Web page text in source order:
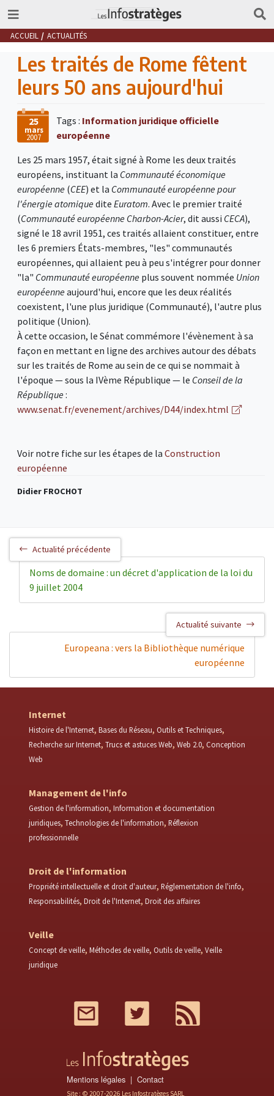
ACCUEIL ACTUALITÉS
Les traités de Rome fêtent
leurs 50 ans aujourd'hui
25
mars
2007
Tags : Information juridique officielle
européenne
Les 25 mars 1957, était signé à Rome les deux traités
européens, instituant la Communauté économique
européenne(CEE) et la Communauté européenne pour
l'énergie atomiquedite Euratom. Avec le premier traité
(Communauté européenne Charbon-Acier, dit aussi CECA),
signé le 18 avril 1951, ces traités allaient constituer, entre
les 6 premiers États-membres, "les" communautés
européennes, qui allaient peu à peu s'intégrer pour donner
"la" Communauté européenneplus souvent nommée Union
européenneaujourd'hui, encore que les deux réalités
coexistent, l'une plus juridique (Communauté), l'autre plus
politique (Union).
À cette occasion, le Sénat commémore l'évènement à sa
façon en mettant en ligne des archives autour des débats
sur les traités de Rome au sein de ce qui se nommait à
l'époque — sous la IVème République — le Conseil de la
République:
www.senat.fr/evenement/archives/D44/index.html
Voir notre fiche sur les étapes de la Construction
européenne
Didier FROCHOT
Actualité précédente
Noms de domaine : un décret d'application de la loi du
9 juillet 2004
Actualité suivante
Europeana : vers la Bibliothèque numérique
européenne
Internet
Histoire de l'Internet Bases du Réseau Outils et Techniques
Recherche sur Internet Trucs et astuces Web Web 2.0 Conception
Web
Management de l'info
Gestion de l'information Information et documentation
juridiques Technologies de l'information Réflexion
professionnelle
Droit de l'information
Propriété intellectuelle et droit d'auteur Réglementation de l'info
Responsabilités Droit de l'Internet Droit des affaires
Veille
Concept de veille Méthodes de veille Outils de veille Veille
juridique
Twitter
Mentions légales Contact
Site : © 2007-2026 Les Infostratèges SARL